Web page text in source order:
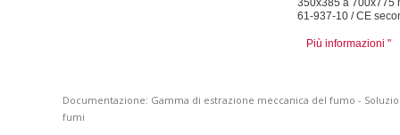
350x385 a 700x775
61-937-10 / CE
Più informazioni "
Documentazione: Gamma di estrazione meccanica del fumo -
fumi